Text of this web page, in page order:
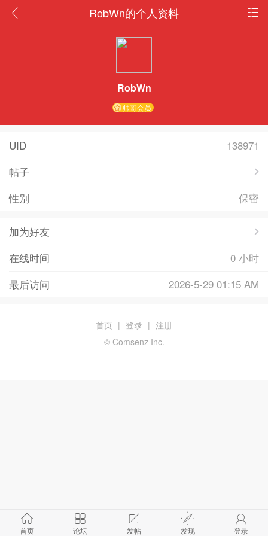
RobWn的个人资料
RobWn
帅哥会员
UID
138971
帖子
性别
保密
加为好友
在线时间
0 小时
最后访问
2026-5-29 01:15 AM
首页 论坛 发帖 发现 登录
首页 | 登录 | 注册
© Comsenz Inc.